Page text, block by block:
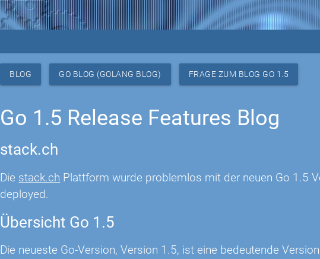
BLOG GO BLOG (GOLANG BLOG) FRAGE ZUM BLOG GO 1.5
Go 1.5 Release Features Blog
stack.ch
Die stack.ch Plattform wurde problemlos mit der neuen Go 1.5
deployed.
Übersicht Go 1.5
Die neueste Go-Version, Version 1.5, ist eine bedeutende